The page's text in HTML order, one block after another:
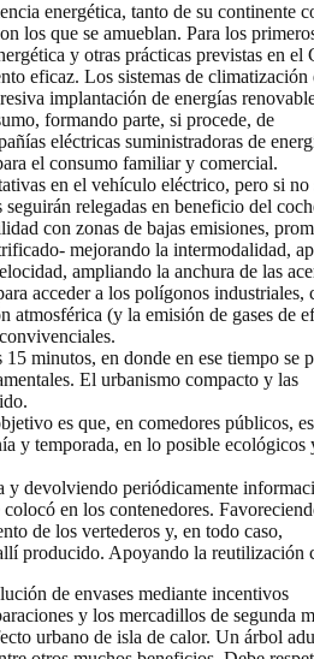
energética, tanto de su continente
los que se amueblan. Para los
y otras prácticas previstas en el
eficaz. Los sistemas de climatización
implantación de energías
formando parte, si procede, de
eléctricas suministradoras de
el consumo familiar y comercial.
en el vehículo eléctrico, pero si no
relegadas en beneficio del
con zonas de bajas emisiones,
mejorando la intermodalidad,
ampliando la anchura de las
acceder a los polígonos industriales,
atmosférica (y la emisión de gases de
minutos, en donde en ese tiempo se
El urbanismo compacto y las
es que, en comedores públicos,
y temporada, en lo posible ecológicos
y devolviendo periódicamente
en los contenedores.
de los vertederos y, en todo caso,
producido. Apoyando la reutilización
de envases mediante incentivos
y los mercadillos de segunda
urbano de isla de calor. Un árbol